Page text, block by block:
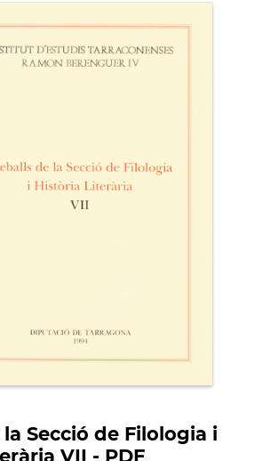
Secció de Filologia i
VII - PDF